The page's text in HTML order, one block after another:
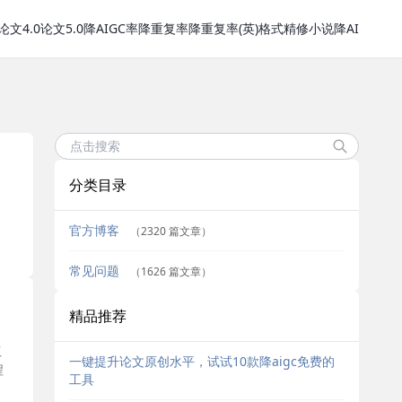
文4.0论文5.0降AIGC率降重复率降重复率(英)格式精修小说降AI
分类目录
官方博客 （2320 篇文章）
常见问题 （1626 篇文章）
精品推荐
一键提升论文原创水平，试试10款降aigc免费的
工具